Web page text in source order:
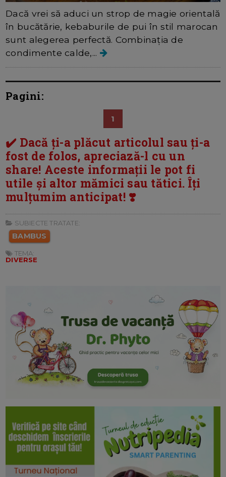
Dacă vrei să aduci un strop de magie orientală
în bucătărie, kebaburile de pui în stil marocan
sunt alegerea perfectă. Combinația de
condimente calde,...
Pagini:
1
✔️ Dacă ți-a plăcut articolul sau ți-a
fost de folos, apreciază-l cu un
share! Aceste informații le pot fi
utile și altor mămici sau tătici. Îți
mulțumim anticipat! ❣️
SUBIECTE TRATATE:
BAMBUS
TEMA:
DIVERSE